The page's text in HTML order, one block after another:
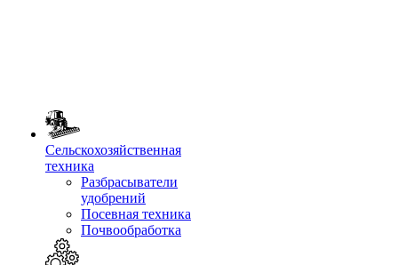
Сельскохозяйственная
техника
Разбрасыватели
удобрений
Посевная техника
Почвообработка